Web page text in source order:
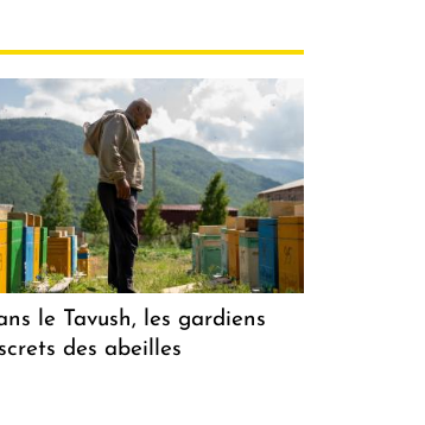
le Tavush, les gardiens
des abeilles